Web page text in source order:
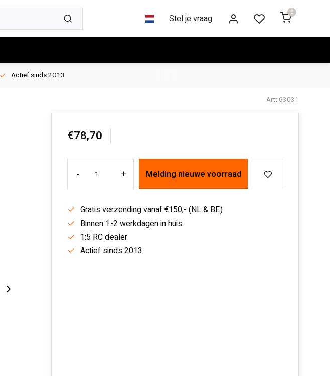
Stel je vraag
0
Actief sinds 2013
Art: 63031
€78,70
- + Melding nieuwe voorraad
Gratis verzending vanaf €150,- (NL & BE)
Binnen 1-2 werkdagen in huis
1:5 RC dealer
Actief sinds 2013